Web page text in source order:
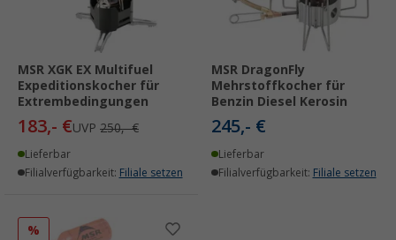
MSR XGK EX Multifuel
Expeditionskocher für
Extrembedingungen
183,- €UVP 250,- €
Lieferbar
Filialverfügbarkeit: Filiale setzen
MSR DragonFly
Mehrstoffkocher für
Benzin Diesel Kerosin
245,- €
Lieferbar
Filialverfügbarkeit: Filiale setzen
%